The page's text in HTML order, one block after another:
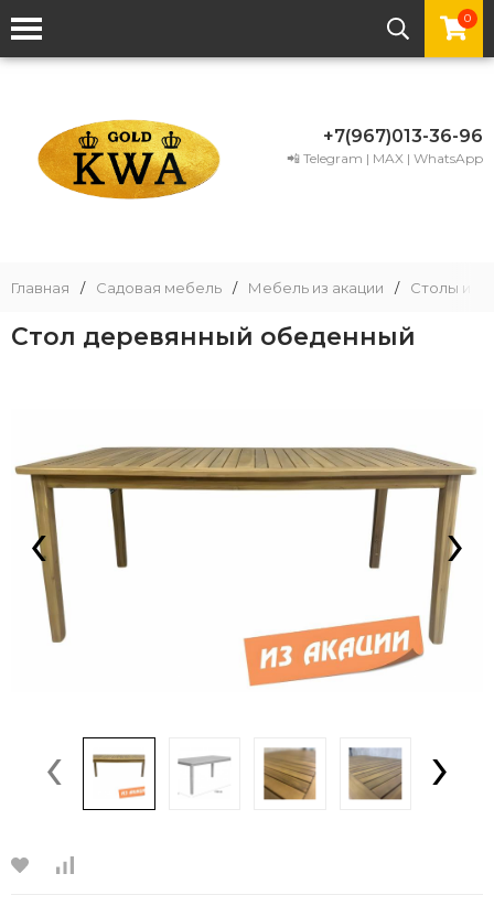
0
+7(967)013-36-96
📲 Telegram | MAX | WhatsApp
Главная / Садовая мебель / Мебель из акации / Столы из
Стол деревянный обеденный
‹ ›
‹ ›